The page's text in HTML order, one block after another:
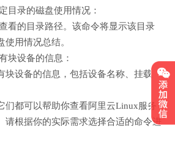
目录的磁盘使用情况：
看的目录路径。该命令将显示该目录
使用情况总结。
块设备的信息：
块设备的信息，包括设备名称、挂载
们都可以帮助你查看阿里云Linux服务
请根据你的实际需求选择合适的命令进